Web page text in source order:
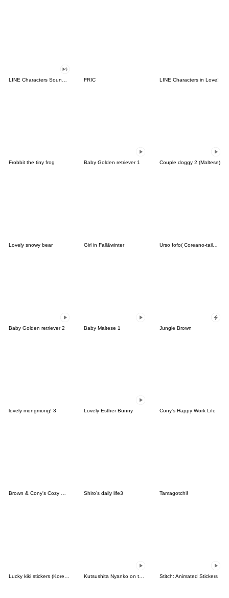
FRIC LINE Characters in Love!
Frobbit the tiny frog Baby Golden retriever 1 Couple doggy 2 (Maltese)
Lovely snowy bear Girl in Fall&winter Urso fofo( Coreano-tailandês)
Baby Golden retriever 2 Baby Maltese 1 Jungle Brown
lovely mongmong! 3 Lovely Esther Bunny Cony's Happy Work Life
Brown & Cony's Cozy Winter Date Shiro's daily life3 Tamagotchi!
Stitch: Animated Stickers